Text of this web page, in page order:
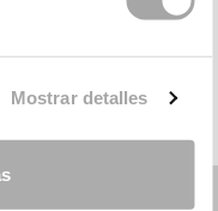
Mostrar detalles